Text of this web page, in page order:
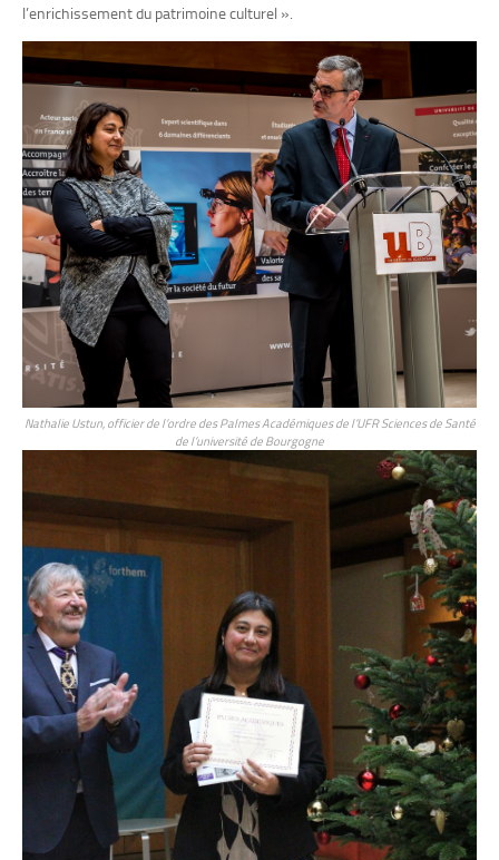
l’enrichissement du patrimoine culturel ».
Nathalie Ustun, officier de l’ordre des Palmes Académiques de l’UFR Sciences de Santé
de l’université de Bourgogne